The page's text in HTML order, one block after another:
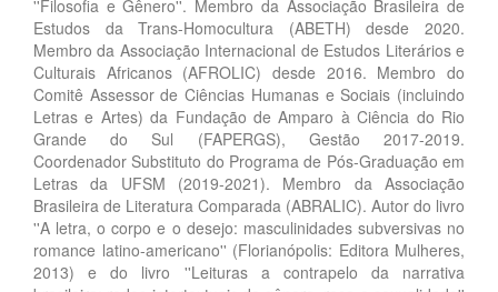
''Filosofia e Gênero''. Membro da Associação Brasileira de
Estudos da Trans-Homocultura (ABETH) desde 2020.
Membro da Associação Internacional de Estudos Literários e
Culturais Africanos (AFROLIC) desde 2016. Membro do
Comitê Assessor de Ciências Humanas e Sociais (incluindo
Letras e Artes) da Fundação de Amparo à Ciência do Rio
Grande do Sul (FAPERGS), Gestão 2017-2019.
Coordenador Substituto do Programa de Pós-Graduação em
Letras da UFSM (2019-2021). Membro da Associação
Brasileira de Literatura Comparada (ABRALIC). Autor do livro
''A letra, o corpo e o desejo: masculinidades subversivas no
romance latino-americano'' (Florianópolis: Editora Mulheres,
2013) e do livro ''Leituras a contrapelo da narrativa